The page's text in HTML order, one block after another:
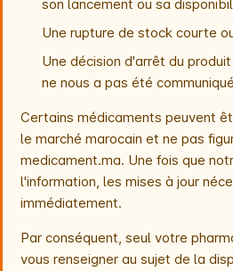
son lancement ou sa
Une rupture de stock courte
Une décision d'arrêt du
ne nous a pas été
Certains médicaments peuvent
le marché marocain et ne pas
medicament.ma. Une fois que
l'information, les mises à jour
immédiatement.
Par conséquent, seul votre
vous renseigner au sujet de la